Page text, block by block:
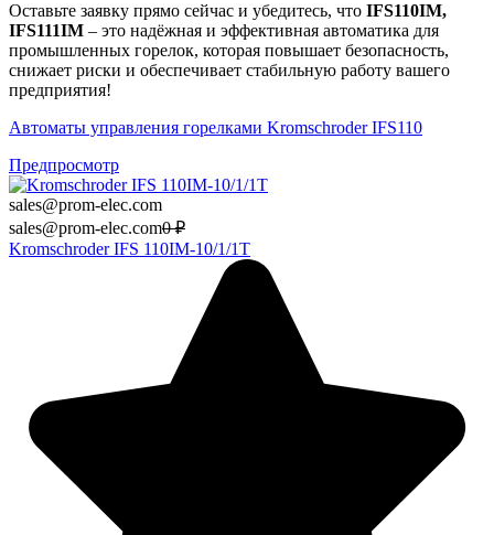
Оставьте заявку прямо сейчас и убедитесь, что IFS110IM,
IFS111IM – это надёжная и эффективная автоматика для
промышленных горелок, которая повышает безопасность,
снижает риски и обеспечивает стабильную работу вашего
предприятия!
Автоматы управления горелками Kromschroder IFS110
Предпросмотр
sales@prom-elec.com
sales@prom-elec.com0 ₽
Kromschroder IFS 110IM-10/1/1T